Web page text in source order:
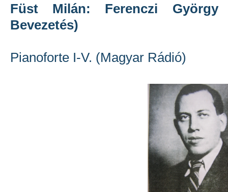
Füst Milán: Ferenczi György
Bevezetés)
Pianoforte I-V. (Magyar Rádió)